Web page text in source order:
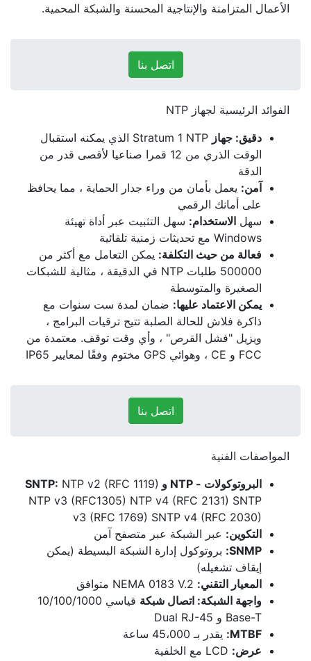
الأعمال المتزامنة والإنتاجية المحسنة والشبكة المحمية.
اتصل بنا
الفوائد الرئيسية لجهاز NTP
دقيق: جهاز
Stratum 1 NTP الذي يمكنه استقبال
الوقت الذري من 12 قمرا صناعيا لأقصى قدر من
الدقة
آمن: يعمل بأمان من وراء جدار الحماية ، مما يحافظ
على أمانك الرقمي
سهل الاستخدام: سهل التثبيت عبر أداة تهيئة
Windows مع تحديثات زمنية تلقائية
فعالة من حيث التكلفة: يمكن التعامل مع أكثر من
500000 طلبات NTP في الدقيقة ، مثالية للشبكات
الصغيرة والمتوسطة
يمكن الاعتماد عليها: ضمان لمدة ست سنوات مع
ذاكرة فلاش للحالة الصلبة تتيح ترقيات البرامج ،
ويزيل "فشل القرص" ، وأي وقت توقف. معتمدة من
FCC و CE ، وهوائي GPS مختوم وفقًا لمعايير IP65
اتصل بنا
المواصفات الفنية
البروتوكولات - NTP و SNTP:
NTP v2 (RFC 1119)
NTP v3 (RFC1305) NTP v4 (RFC 2131) SNTP
v3 (RFC 1769) SNTP v4 (RFC 2030)
التكوين: عبر الشبكة عبر متصفح آمن
SNMP: بروتوكول إدارة الشبكة البسيطة (يمكن
إيقاف تشغيله)
المعيار التقني:
واجهة الشبكة: اتصال شبكة
قياسي 10/100/1000
Base-T و Dual RJ-45
MTBF: يقدر بـ 45،000 ساعة
عرض: